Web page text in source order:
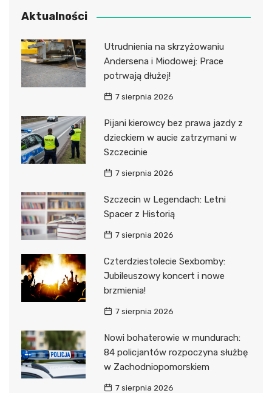
Aktualności
Utrudnienia na skrzyżowaniu
Andersena i Miodowej: Prace
potrwają dłużej!
7 sierpnia 2026
Pijani kierowcy bez prawa jazdy z
dzieckiem w aucie zatrzymani w
Szczecinie
7 sierpnia 2026
Szczecin w Legendach: Letni
Spacer z Historią
7 sierpnia 2026
Czterdziestolecie Sexbomby:
Jubileuszowy koncert i nowe
brzmienia!
7 sierpnia 2026
Nowi bohaterowie w mundurach:
84 policjantów rozpoczyna służbę
w Zachodniopomorskiem
7 sierpnia 2026